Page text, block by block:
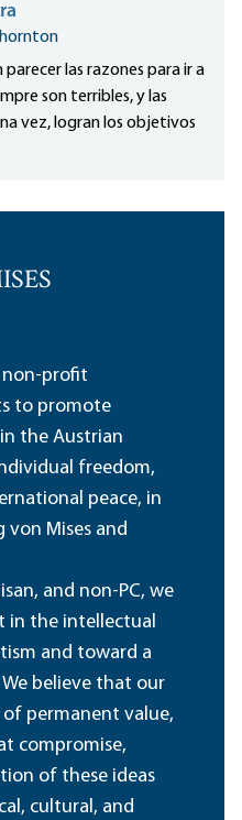
las razones para ir a
son terribles, y las
vez, logran los objetivos
non-profit
to promote
the Austrian
freedom,
peace, in
Mises and
and non-PC, we
in the intellectual
and toward a
believe that our
permanent value,
compromise,
of these ideas
cultural, and